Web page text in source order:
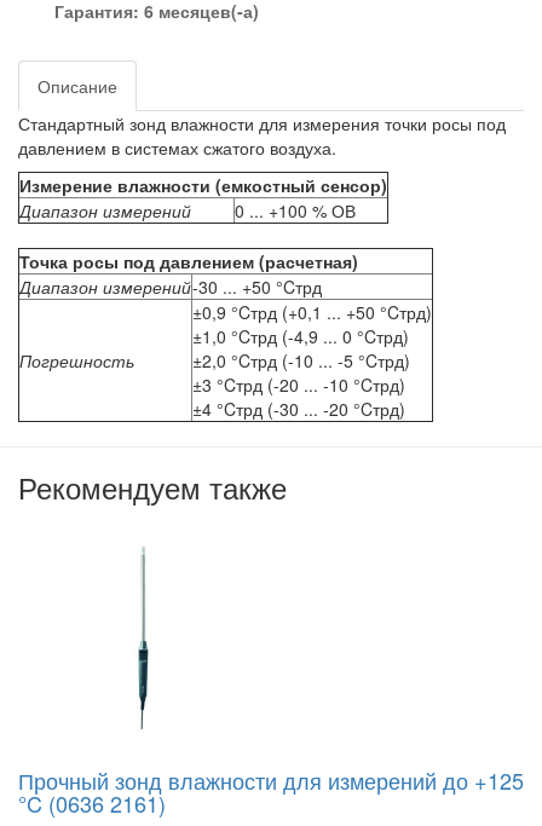
Гарантия: 6 месяцев(-а)
Описание
Стандартный зонд влажности для измерения точки росы под
давлением в системах сжатого воздуха.
Измерение влажности (емкостный сенсор)
Диапазон измерений
0 ... +100 % ОВ
Точка росы под давлением (расчетная)
Диапазон измерений-30 ... +50 °Cтрд
Погрешность
±0,9 °Cтрд (+0,1 ... +50 °Cтрд)
±1,0 °Cтрд (-4,9 ... 0 °Cтрд)
±2,0 °Cтрд (-10 ... -5 °Cтрд)
±3 °Cтрд (-20 ... -10 °Cтрд)
±4 °Cтрд (-30 ... -20 °Cтрд)
Рекомендуем также
Прочный зонд влажности для измерений до +125
°C (0636 2161)